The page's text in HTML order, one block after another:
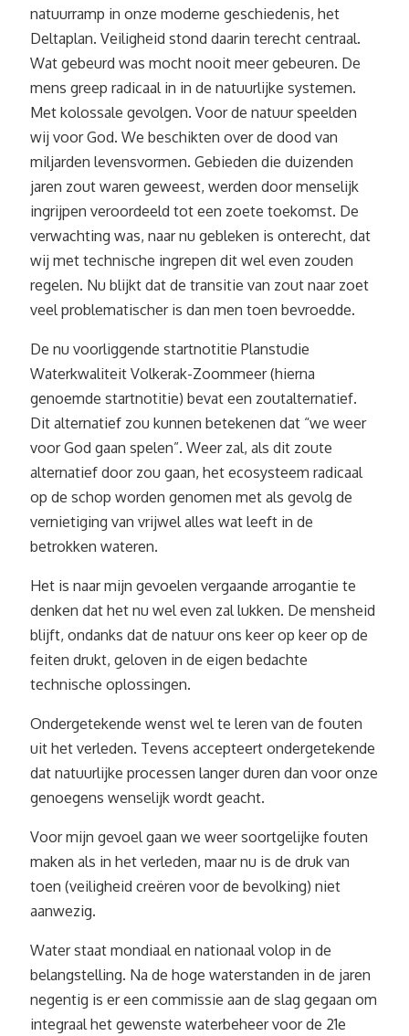
natuurramp in onze moderne geschiedenis, het
Deltaplan. Veiligheid stond daarin terecht centraal.
Wat gebeurd was mocht nooit meer gebeuren. De
mens greep radicaal in in de natuurlijke systemen.
Met kolossale gevolgen. Voor de natuur speelden
wij voor God. We beschikten over de dood van
miljarden levensvormen. Gebieden die duizenden
jaren zout waren geweest, werden door menselijk
ingrijpen veroordeeld tot een zoete toekomst. De
verwachting was, naar nu gebleken is onterecht, dat
wij met technische ingrepen dit wel even zouden
regelen. Nu blijkt dat de transitie van zout naar zoet
veel problematischer is dan men toen bevroedde.
De nu voorliggende startnotitie Planstudie
Waterkwaliteit Volkerak-Zoommeer (hierna
genoemde startnotitie) bevat een zoutalternatief.
Dit alternatief zou kunnen betekenen dat “we weer
voor God gaan spelen”. Weer zal, als dit zoute
alternatief door zou gaan, het ecosysteem radicaal
op de schop worden genomen met als gevolg de
vernietiging van vrijwel alles wat leeft in de
betrokken wateren.
Het is naar mijn gevoelen vergaande arrogantie te
denken dat het nu wel even zal lukken. De mensheid
blijft, ondanks dat de natuur ons keer op keer op de
feiten drukt, geloven in de eigen bedachte
technische oplossingen.
Ondergetekende wenst wel te leren van de fouten
uit het verleden. Tevens accepteert ondergetekende
dat natuurlijke processen langer duren dan voor onze
genoegens wenselijk wordt geacht.
Voor mijn gevoel gaan we weer soortgelijke fouten
maken als in het verleden, maar nu is de druk van
toen (veiligheid creëren voor de bevolking) niet
aanwezig.
Water staat mondiaal en nationaal volop in de
belangstelling. Na de hoge waterstanden in de jaren
negentig is er een commissie aan de slag gegaan om
integraal het gewenste waterbeheer voor de 21e